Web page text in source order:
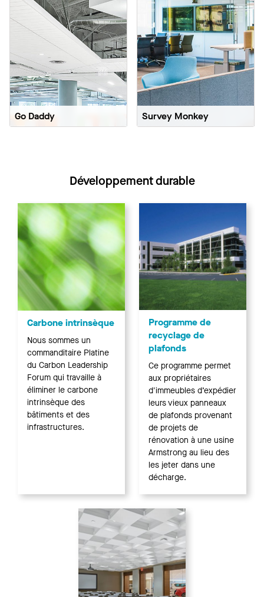
Go Daddy Survey Monkey
Développement durable
Carbone intrinsèque
Nous sommes un
commanditaire Platine
du Carbon Leadership
Forum qui travaille à
éliminer le carbone
intrinsèque des
bâtiments et des
infrastructures.
Programme de
recyclage de
plafonds
Ce programme permet
aux propriétaires
d'immeubles d’expédier
leurs vieux panneaux
de plafonds provenant
de projets de
rénovation à une usine
Armstrong au lieu des
les jeter dans une
décharge.